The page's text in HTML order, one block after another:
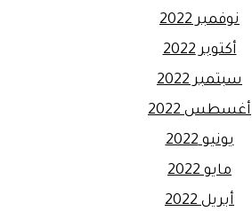
نوفمبر 2022
أكتوبر 2022
سبتمبر 2022
أغسطس 2022
يونيو 2022
مايو 2022
أبريل 2022